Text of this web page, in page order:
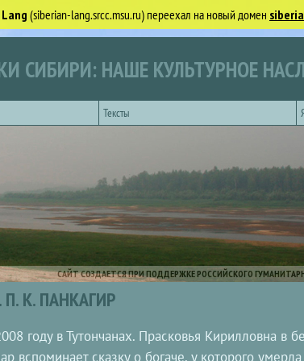
(siberian-lang.srcc.msu.ru) переехал на новый домен
СИБИРИ: НАШЕ КУЛЬТУРНОЕ
Тексты
САЙТ СОЗДАЕТСЯ ПРИ ПОДДЕРЖКЕ РОССИЙСКОГО
К. ПАНКАГИР
году в Тутончанах. Прасковья Кирилловна в
вспоминает сказку о богаче, у которого